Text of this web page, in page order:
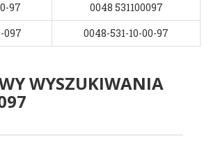
97
0048 531100097
097
0048-531-10-00-97
WYSZUKIWANIA